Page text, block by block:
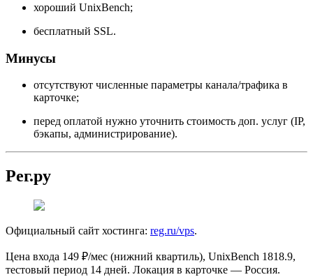
хороший UnixBench;
бесплатный SSL.
Минусы
отсутствуют численные параметры канала/трафика в
карточке;
перед оплатой нужно уточнить стоимость доп. услуг (IP,
бэкапы, администрирование).
Рег.ру
Официальный сайт хостинга: reg.ru/vps.
Цена входа 149 ₽/мес (нижний квартиль), UnixBench 1818.9,
тестовый период 14 дней. Локация в карточке — Россия.